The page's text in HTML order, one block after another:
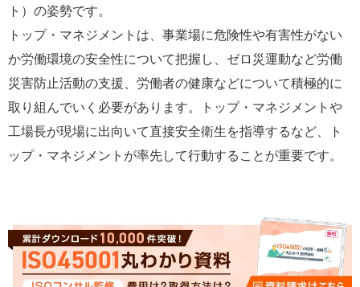
ト）の姿勢です。
トップ・マネジメントは、事業場に危険性や有害性がない
か労働環境の安全性について把握し、ゼロ災運動など労働
災害防止活動の支援、労働者の健康などについて積極的に
取り組んでいく必要があります。トップ・マネジメントや
工場長が現場に出向いて直接安全衛生を指導するなど、ト
ップ・マネジメントが率先して行動することが重要です。